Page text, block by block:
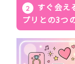
すぐ会え
プリとの3つ